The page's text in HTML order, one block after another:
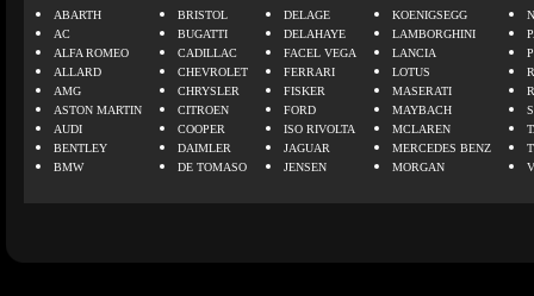
ABARTH
AC
ALFA ROMEO
ALLARD
AMG
ASTON MARTIN
AUDI
BENTLEY
BMW
BRISTOL
BUGATTI
CADILLAC
CHEVROLET
CHRYSLER
CITROEN
COOPER
DAIMLER
DE TOMASO
DELAGE
DELAHAYE
FACEL VEGA
FERRARI
FISKER
FORD
ISO RIVOLTA
JAGUAR
JENSEN
KOENIGSEGG
LAMBORGHINI
LANCIA
LOTUS
MASERATI
MAYBACH
MCLAREN
MERCEDES BENZ
MORGAN